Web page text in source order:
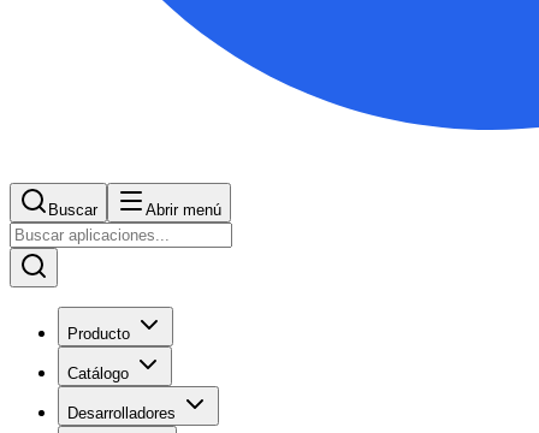
Buscar Abrir menú
Producto
Catálogo
Desarrolladores